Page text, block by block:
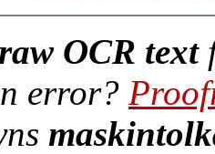
raw OCR text
error?